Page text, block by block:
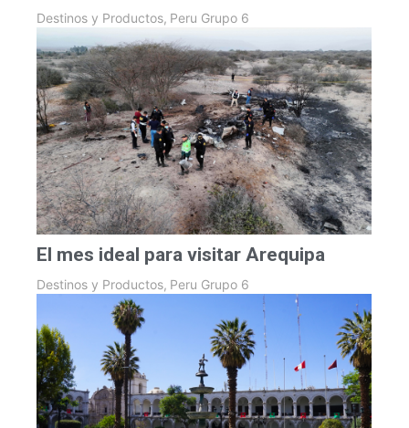
Destinos y Productos, Peru Grupo 6
El mes ideal para visitar Arequipa
Destinos y Productos, Peru Grupo 6